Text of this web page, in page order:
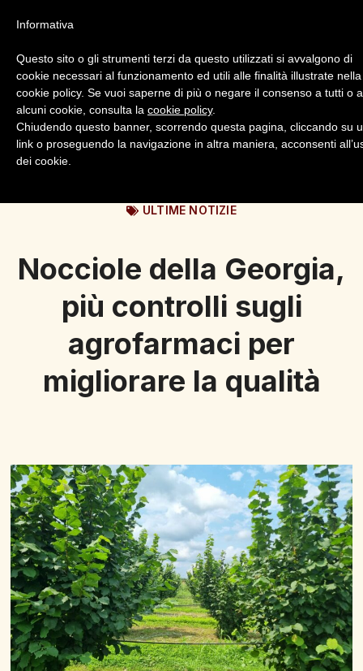
Login Registrazione
ULTIME NOTIZIE
Nocciole della Georgia,
più controlli sugli
agrofarmaci per
migliorare la qualità
Informativa
Questo sito o gli strumenti terzi da questo utilizzati si avvalgono di
cookie necessari al funzionamento ed utili alle finalità illustrate nella
cookie policy. Se vuoi saperne di più o negare il consenso a tutti o
alcuni cookie, consulta la cookie policy.
Chiudendo questo banner, scorrendo questa pagina, cliccando su
link o proseguendo la navigazione in altra maniera, acconsenti
dei cookie.